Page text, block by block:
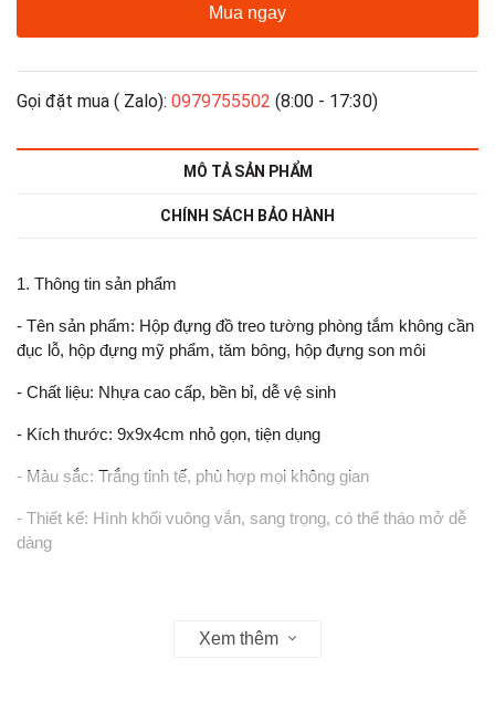
Mua ngay
Gọi đặt mua ( Zalo): 0979755502 (8:00 - 17:30)
MÔ TẢ SẢN PHẨM
CHÍNH SÁCH BẢO HÀNH
1. Thông tin sản phẩm
- Tên sản phẩm: Hộp đựng đồ treo tường phòng tắm không cần
đục lỗ, hộp đựng mỹ phẩm, tăm bông, hộp đựng son môi
- Chất liệu: Nhựa cao cấp, bền bỉ, dễ vệ sinh
- Kích thước: 9x9x4cm nhỏ gọn, tiện dụng
- Màu sắc: Trắng tinh tế, phù hợp mọi không gian
- Thiết kế: Hình khối vuông vắn, sang trọng, có thể tháo mở dễ
dàng
Xem thêm